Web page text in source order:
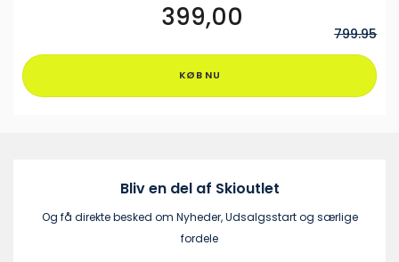
KØB NU
Dette
vare
har
flere
varesiden
799.95
399,00
Bliv en del af Skioutlet
Og få direkte besked om Nyheder, Udsalgsstart og særlige
fordele